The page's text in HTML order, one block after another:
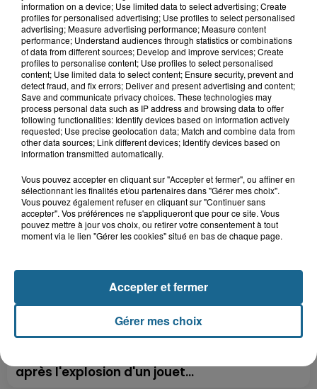
LE TOP DE L'ACTU
après l'explosion d'un jouet...
information on a device; Use limited data to select advertising; Create
profiles for personalised advertising; Use profiles to select personalised
advertising; Measure advertising performance; Measure content
performance; Understand audiences through statistics or combinations
of data from different sources; Develop and improve services; Create
profiles to personalise content; Use profiles to select personalised
content; Use limited data to select content; Ensure security, prevent and
detect fraud, and fix errors; Deliver and present advertising and content;
Save and communicate privacy choices. These technologies may
process personal data such as IP address and browsing data to offer
following functionalities: Identify devices based on information actively
requested; Use precise geolocation data; Match and combine data from
other data sources; Link different devices; Identify devices based on
information transmitted automatically.
Vous pouvez accepter en cliquant sur "Accepter et fermer", ou affiner en
sélectionnant les finalités et/ou partenaires dans "Gérer mes choix".
Vous pouvez également refuser en cliquant sur "Continuer sans
accepter". Vos préférences ne s'appliqueront que pour ce site. Vous
pouvez mettre à jour vos choix, ou retirer votre consentement à tout
moment via le lien "Gérer les cookies" situé en bas de chaque page.
Gérer mes choix
Accepter et fermer